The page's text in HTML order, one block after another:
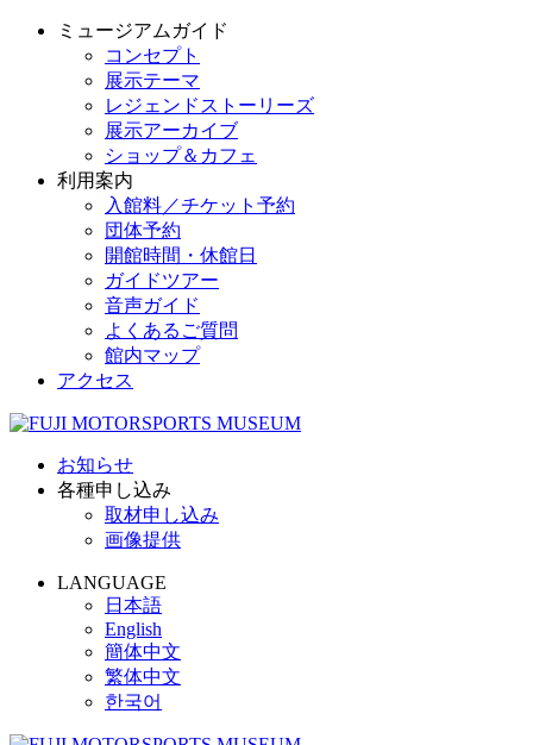
ミュージアムガイド
コンセプト
展示テーマ
レジェンドストーリーズ
展示アーカイブ
ショップ＆カフェ
利用案内
入館料／チケット予約
団体予約
開館時間・休館日
ガイドツアー
音声ガイド
よくあるご質問
館内マップ
アクセス
お知らせ
各種申し込み
取材申し込み
画像提供
LANGUAGE
日本語
English
簡体中文
繁体中文
한국어